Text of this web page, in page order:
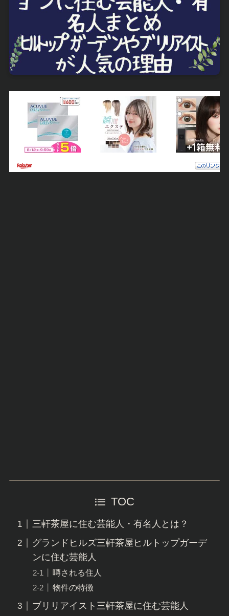
TOC
三軒茶屋に住む芸能人・有名人とは？
グランドヒルズ三軒茶屋ヒルトップガーデ
ンに住む芸能人
噂される住人
物件の特徴
ブリリアイスト三軒茶屋に住む芸能人